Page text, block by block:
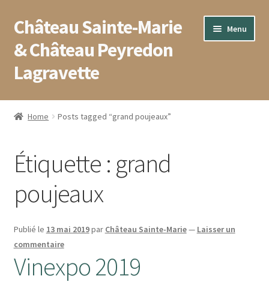
Aller
à
la
navigation
Aller
au
contenu
Château Sainte-Marie
& Château Peyredon
Lagravette
Menu
Accueil
Boutique
Conditions générales de vente
Contact
Mentions légales
Home Posts tagged “grand poujeaux”
Étiquette : grand
poujeaux
Publié le 13 mai 2019par Château Sainte-Marie— Laisser un
commentaire
Vinexpo 2019